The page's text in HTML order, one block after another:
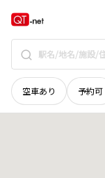
空車あり 予約可
京都府